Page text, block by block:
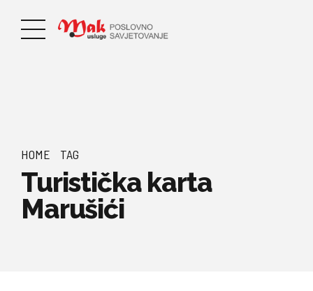
HOME TAG
Turistička karta
Marušići